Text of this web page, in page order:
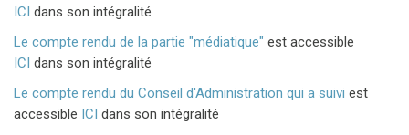
ICI dans son intégralité
Le compte rendu de la partie "médiatique" est accessible
ICI dans son intégralité
Le compte rendu du Conseil d'Administration qui a suivi est
accessible ICI dans son intégralité